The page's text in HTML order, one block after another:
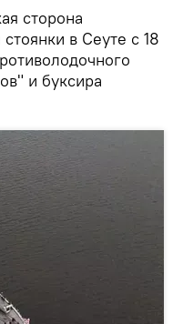
сторона
в Сеуте с 18
и буксира